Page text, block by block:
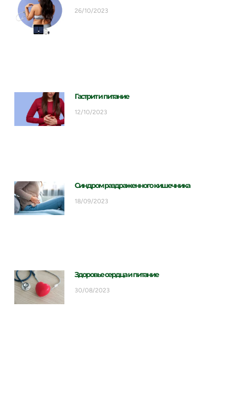
26/10/2023
Гастрит и питание
12/10/2023
Синдром раздраженного кишечника
18/09/2023
Здоровье сердца и питание
30/08/2023